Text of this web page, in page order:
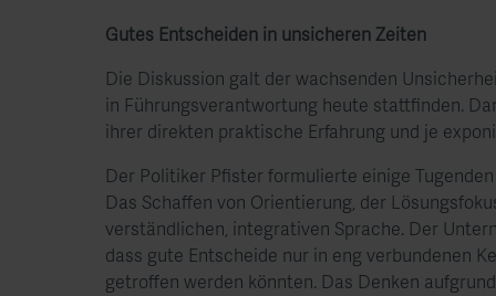
Gutes Entscheiden in unsicheren Zeiten
Die Diskussion galt der wachsenden
in Führungsverantwortung heute stattfinden.
ihrer direkten praktische Erfahrung und je
Der Politiker Pfister formulierte einige
Das Schaffen von Orientierung, der
verständlichen, integrativen Sprache. Der
dass gute Entscheide nur in eng verbundenen
getroffen werden könnten. Das Denken